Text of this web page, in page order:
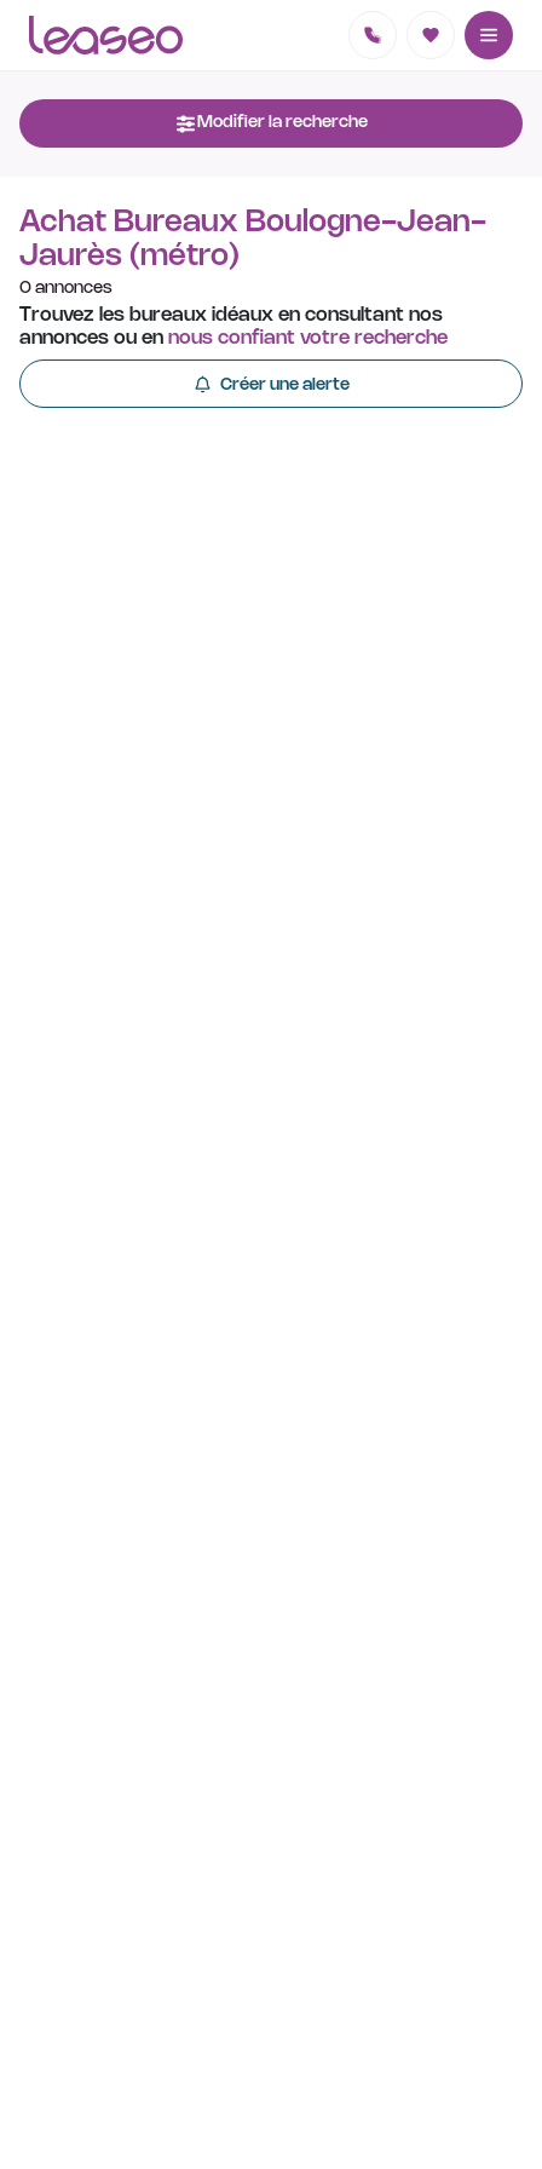
Modifier la recherche
Achat Bureaux Boulogne-Jean-
Jaurès (métro)
0 annonces
Trouvez les bureaux idéaux en consultant nos
annonces ou en nous confiant votre recherche
Créer une alerte